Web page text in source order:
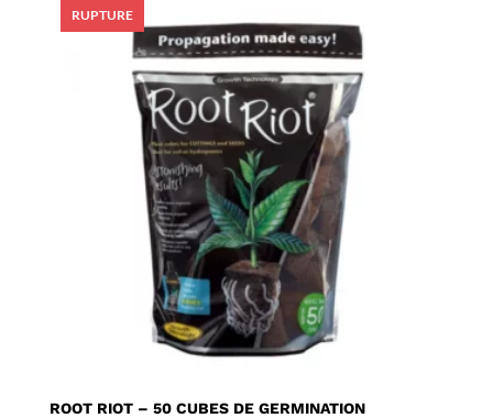
ROOT RIOT – 50 CUBES DE GERMINATION